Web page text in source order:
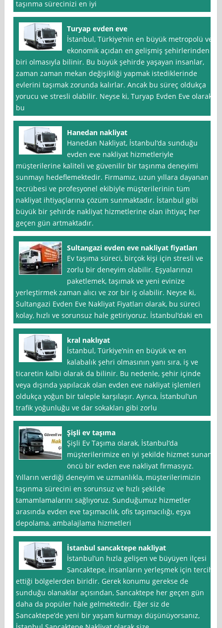
taşınma sürecinizi en iyi
Turyap evden eve
İstanbul, Türkiye’nin en büyük metropolü ve
ekonomik açıdan en gelişmiş şehirlerinden
biri olmasıyla bilinir. Bu büyük şehirde yaşayan insanlar,
zaman zaman mekan değişikliği yapmak istediklerinde
evlerini taşımak zorunda kalırlar. Ancak bu süreç oldukça
yorucu ve stresli olabilir. Neyse ki, Turyap Evden Eve olarak,
bu
Hanedan nakliyat
Hanedan Nakliyat, İstanbul‘da sunduğu
evden eve nakliyat hizmetleriyle
müşterilerine kaliteli ve güvenilir bir taşınma deneyimi
sunmayı hedeflemektedir. Firmamız, uzun yıllara dayanan
tecrübesi ve profesyonel ekibiyle müşterilerinin tüm
nakliyat ihtiyaçlarına çözüm sunmaktadır. İstanbul gibi
büyük bir şehirde nakliyat hizmetlerine olan ihtiyaç her
geçen gün artmaktadır.
Sultangazi evden eve nakliyat fiyatları
Ev taşıma süreci, birçok kişi için stresli ve
zorlu bir deneyim olabilir. Eşyalarınızı
paketlemek, taşımak ve yeni evinize
yerleştirmek zaman alıcı ve zor bir iş olabilir. Neyse ki,
Sultangazi Evden Eve Nakliyat Fiyatları olarak, bu süreci
kolay, hızlı ve sorunsuz hale getiriyoruz. İstanbul‘daki en
kral naklıyat
İstanbul, Türkiye’nin en büyük ve en
kalabalık şehri olmasının yanı sıra, iş ve
ticaretin kalbi olarak da bilinir. Bu nedenle, şehir içinde
veya dışında yapılacak olan evden eve nakliyat işlemleri
oldukça yoğun bir taleple karşılaşır. Ayrıca, İstanbul’un
trafik yoğunluğu ve dar sokakları gibi zorlu
Şişli ev taşıma
Şişli Ev Taşıma olarak, İstanbul‘da
müşterilerimize en iyi şekilde hizmet sunan
öncü bir evden eve nakliyat firmasıyız.
Yılların verdiği deneyim ve uzmanlıkla, müşterilerimizin
taşınma sürecini en sorunsuz ve hızlı şekilde
tamamlamalarını sağlıyoruz. Sunduğumuz hizmetler
arasında evden eve taşımacılık, ofis taşımacılığı, eşya
depolama, ambalajlama hizmetleri
İstanbul sancaktepe nakliyat
İstanbul’un hızla gelişen ve büyüyen ilçesi
Sancaktepe, insanların yerleşmek için tercih
ettiği bölgelerden biridir. Gerek konumu gerekse de
sunduğu olanaklar açısından, Sancaktepe her geçen gün
daha da popüler hale gelmektedir. Eğer siz de
Sancaktepe’de yeni bir yaşam kurmayı düşünüyorsanız,